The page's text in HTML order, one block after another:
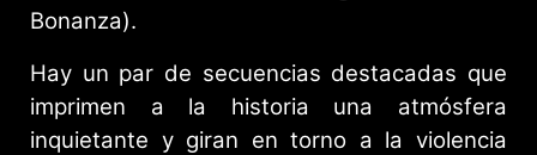
Bonanza).
Hay un par de secuencias destacadas que
imprimen a la historia una atmósfera
inquietante y giran en torno a la violencia